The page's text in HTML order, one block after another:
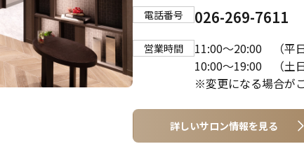
電話番号 026-269-7611
営業時間
11:00～20:00 （平日
10:00～19:00 （土日
※変更になる場合が
詳しいサロン情報を見る